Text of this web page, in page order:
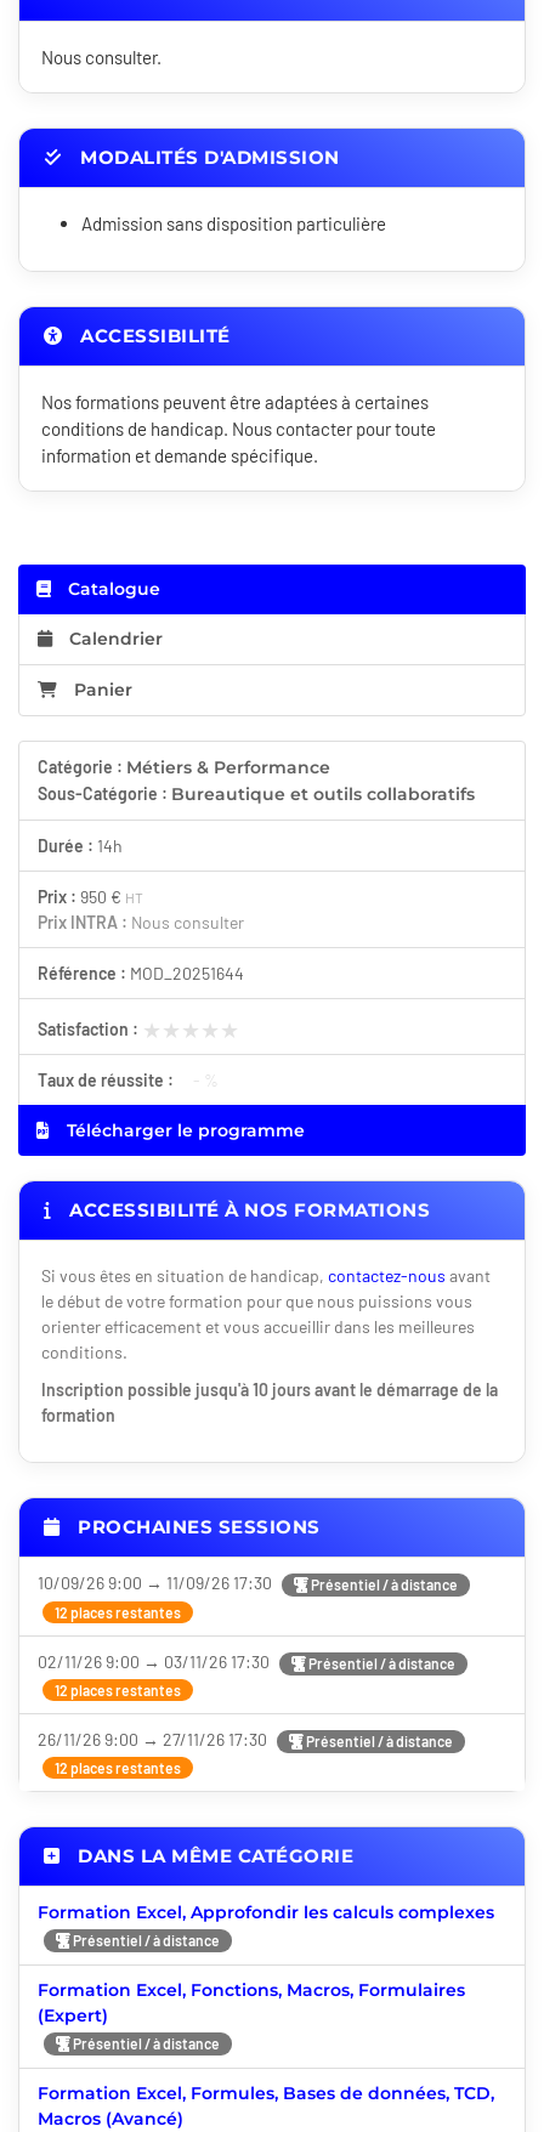
Nous consulter.
MODALITÉS D'ADMISSION
Admission sans disposition particulière
ACCESSIBILITÉ
Nos formations peuvent être adaptées à certaines
conditions de handicap. Nous contacter pour toute
information et demande spécifique.
Catalogue
Calendrier
Panier
Catégorie : Métiers & Performance
Sous-Catégorie : Bureautique et outils collaboratifs
Durée : 14h
Prix : 950 € HT
Prix INTRA : Nous consulter
Référence : MOD_20251644
Satisfaction : ★★★★★
★★★★★
Taux de réussite : - %
Télécharger le programme
ACCESSIBILITÉ À NOS FORMATIONS
Si vous êtes en situation de handicap, contactez-nous avant
le début de votre formation pour que nous puissions vous
orienter efficacement et vous accueillir dans les meilleures
conditions.
Inscription possible jusqu'à 10 jours avant le démarrage de la
formation
PROCHAINES SESSIONS
10/09/26 9:00 → 11/09/26 17:30
Présentiel / à distance
12 places restantes
02/11/26 9:00 → 03/11/26 17:30
Présentiel / à distance
12 places restantes
26/11/26 9:00 → 27/11/26 17:30
Présentiel / à distance
12 places restantes
DANS LA MÊME CATÉGORIE
Formation Excel, Approfondir les calculs complexes
Présentiel / à distance
Formation Excel, Fonctions, Macros, Formulaires
(Expert)
Présentiel / à distance
Formation Excel, Formules, Bases de données, TCD,
Macros (Avancé)